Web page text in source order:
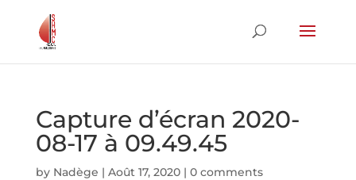
Capture d’écran 2020-
08-17 à 09.49.45
by Nadège | Août 17, 2020| 0 comments